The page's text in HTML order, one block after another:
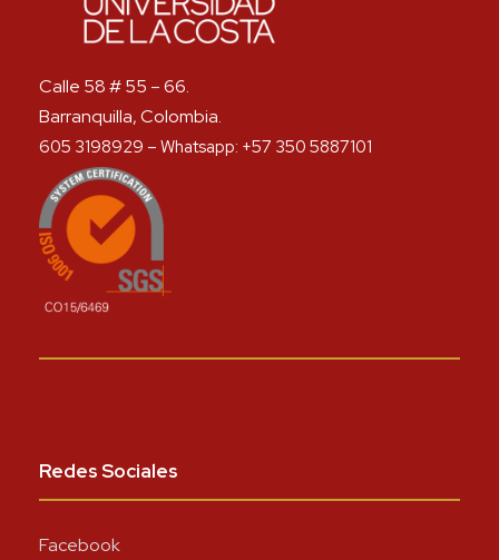
Calle 58 # 55 – 66.
Barranquilla, Colombia.
605 3198929 – Whatsapp: +57 350 5887101
Redes Sociales
Facebook